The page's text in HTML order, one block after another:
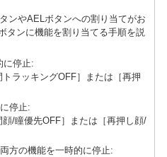
ンやAELボタンへの割り当てがお
タンに機能を割り当てる手順を説
に停止:
ラッキングOFF］または［再押
停止:
/瞳優先OFF］または［再押し顔/
方の機能を一時的に停止: